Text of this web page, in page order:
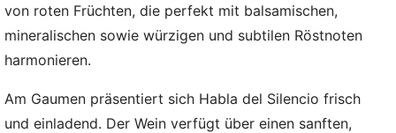
von roten Früchten, die perfekt mit balsamischen,
mineralischen sowie würzigen und subtilen Röstnoten
harmonieren.
Am Gaumen präsentiert sich Habla del Silencio frisch
und einladend. Der Wein verfügt über einen sanften,